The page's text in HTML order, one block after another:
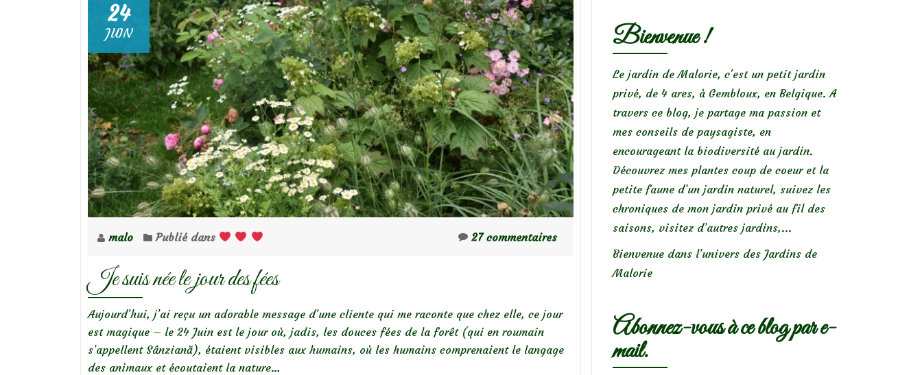
24
JUIN
malo Publié dans 27 commentaires
Je suis née le jour des fées
Aujourd’hui, j’ai reçu un adorable message d’une cliente qui me raconte que chez elle, ce jour
est magique – le 24 Juin est le jour où, jadis, les douces fées de la forêt (qui en roumain
s’appellent Sânziană), étaient visibles aux humains, où les humains comprenaient le langage
des animaux et écoutaient la nature…
Bienvenue !
Le jardin de Malorie, c'est un petit jardin
privé, de 4 ares, à Gembloux, en Belgique. A
travers ce blog, je partage ma passion et
mes conseils de paysagiste, en
encourageant la biodiversité au jardin.
Découvrez mes plantes coup de coeur et la
petite faune d’un jardin naturel, suivez les
chroniques de mon jardin privé au fil des
saisons, visitez d’autres jardins,...
Bienvenue dans l’univers des Jardins de
Malorie
Abonnez-vous à ce blog par e-
mail.